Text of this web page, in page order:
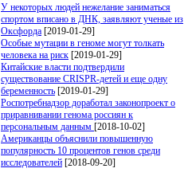
У некоторых людей нежелание заниматься
спортом вписано в ДНК, заявляют ученые из
Оксфорда [2019-01-29]
Особые мутации в геноме могут толкать
человека на риск [2019-01-29]
Китайские власти подтвердили
существование CRISPR-детей и еще одну
беременность [2019-01-29]
Роспотребнадзор доработал законопроект о
приравнивании генома россиян к
персональным данным [2018-10-02]
Американцы объяснили повышенную
популярность 10 процентов генов среди
исследователей [2018-09-20]